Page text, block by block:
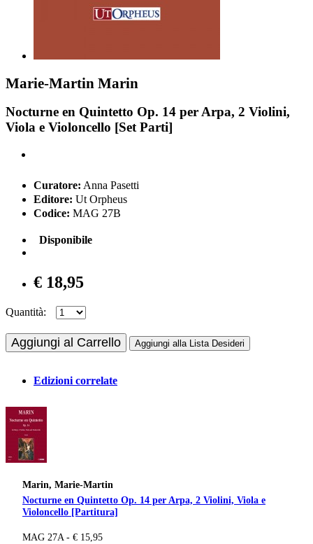
Marie-Martin Marin
Nocturne en Quintetto Op. 14 per Arpa, 2 Violini,
Viola e Violoncello [Set Parti]
Curatore: Anna Pasetti
Editore: Ut Orpheus
Codice: MAG 27B
Disponibile
€ 18,95
Quantità:
Aggiungi al Carrello Aggiungi alla Lista Desideri
Edizioni correlate
Marin, Marie-Martin
Nocturne en Quintetto Op. 14 per Arpa, 2 Violini, Viola e
Violoncello [Partitura]
MAG 27A - € 15,95